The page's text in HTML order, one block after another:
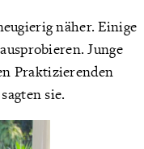
näher. Einige
Junge
Praktizierenden
sie.